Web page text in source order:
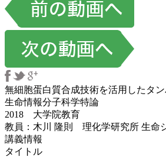
無細胞蛋白質合成技術を活用したタ
生命情報分子科学特論
2018 大学院教育
教員：木川 隆則 理化学研究所 生命
講義情報
タイトル